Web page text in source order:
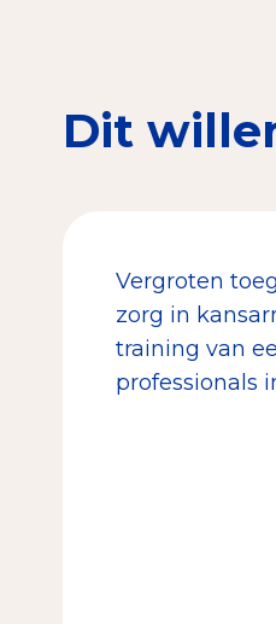
Dit
Vergroten
zorg in
training van
professionals